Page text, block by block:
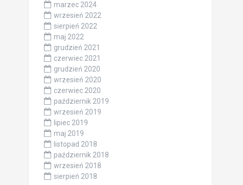
marzec 2024
wrzesień 2022
sierpień 2022
maj 2022
grudzień 2021
czerwiec 2021
grudzień 2020
wrzesień 2020
czerwiec 2020
październik 2019
wrzesień 2019
lipiec 2019
maj 2019
listopad 2018
październik 2018
wrzesień 2018
sierpień 2018